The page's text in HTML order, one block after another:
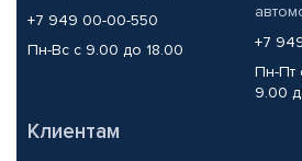
+7 949 00-00-550
Пн-Вс с 9.00 до 18.00
+7
Пн-Пт
9.00
Клиентам